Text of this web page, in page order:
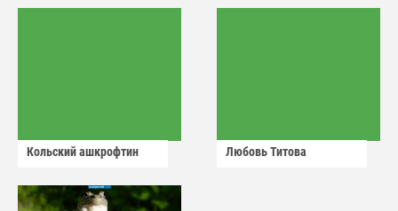
Кольский ашкрофтин Любовь Титова